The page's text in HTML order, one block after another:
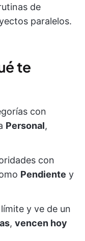
de
paralelos.
te
con
Personal,
con
Pendiente y
y ve de un
, vencen hoy